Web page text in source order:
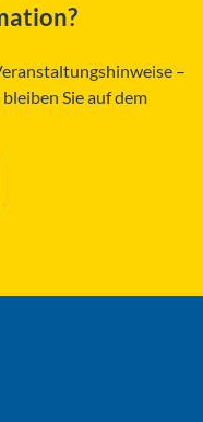
–
bleiben Sie auf dem